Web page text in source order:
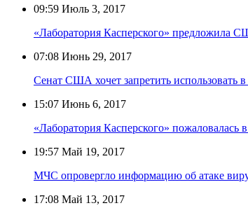
09:59 Июль 3, 2017
«Лаборатория Касперского» предложила
07:08 Июнь 29, 2017
Сенат США хочет запретить использовать
15:07 Июнь 6, 2017
«Лаборатория Касперского»
19:57 Май 19, 2017
МЧС опровергло информацию об атаке
17:08 Май 13, 2017